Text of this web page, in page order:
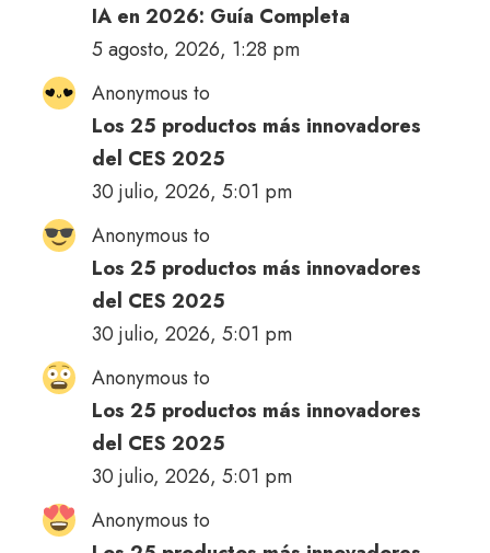
IA en 2026: Guía Completa
5 agosto, 2026, 1:28 pm
Anonymous to
Los 25 productos más innovadores
del CES 2025
30 julio, 2026, 5:01 pm
Anonymous to
Los 25 productos más innovadores
del CES 2025
30 julio, 2026, 5:01 pm
Anonymous to
Los 25 productos más innovadores
del CES 2025
30 julio, 2026, 5:01 pm
Anonymous to